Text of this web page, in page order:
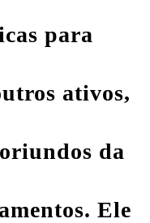
para
ativos,
da
Ele